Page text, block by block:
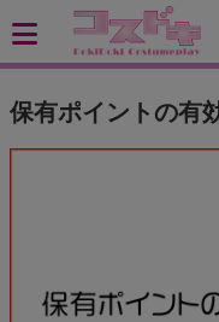
保有ポイントの有